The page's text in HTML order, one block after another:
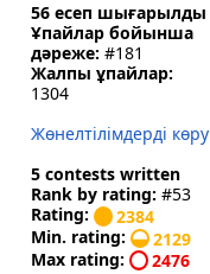
56 есеп шығарылды
Ұпайлар бойынша
дәреже: #181
Жалпы ұпайлар:
1304
Жөнелтілімдерді көру
5 contests written
Rank by rating: #53
Rating:
2384
Min. rating:
2129
Max rating:
2476